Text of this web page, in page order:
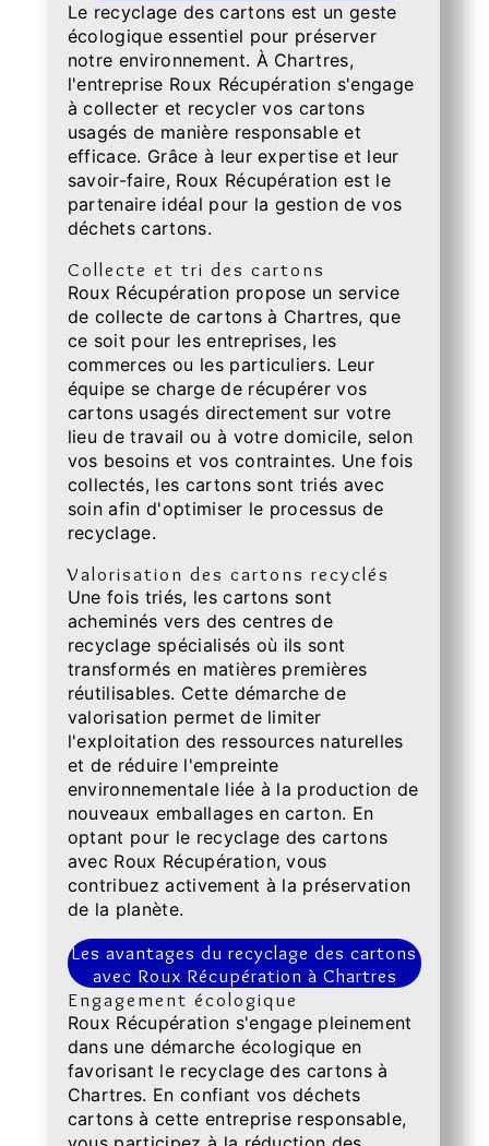
Le recyclage des cartons est un geste
écologique essentiel pour préserver
notre environnement. À Chartres,
l'entreprise Roux Récupération s'engage
à collecter et recycler vos cartons
usagés de manière responsable et
efficace. Grâce à leur expertise et leur
savoir-faire, Roux Récupération est le
partenaire idéal pour la gestion de vos
déchets cartons.
Collecte et tri des cartons
Roux Récupération propose un service
de collecte de cartons à Chartres, que
ce soit pour les entreprises, les
commerces ou les particuliers. Leur
équipe se charge de récupérer vos
cartons usagés directement sur votre
lieu de travail ou à votre domicile, selon
vos besoins et vos contraintes. Une fois
collectés, les cartons sont triés avec
soin afin d'optimiser le processus de
recyclage.
Valorisation des cartons recyclés
Une fois triés, les cartons sont
acheminés vers des centres de
recyclage spécialisés où ils sont
transformés en matières premières
réutilisables. Cette démarche de
valorisation permet de limiter
l'exploitation des ressources naturelles
et de réduire l'empreinte
environnementale liée à la production de
nouveaux emballages en carton. En
optant pour le recyclage des cartons
avec Roux Récupération, vous
contribuez activement à la préservation
de la planète.
Les avantages du recyclage des cartons
avec Roux Récupération à Chartres
Engagement écologique
Roux Récupération s'engage pleinement
dans une démarche écologique en
favorisant le recyclage des cartons à
Chartres. En confiant vos déchets
cartons à cette entreprise responsable,